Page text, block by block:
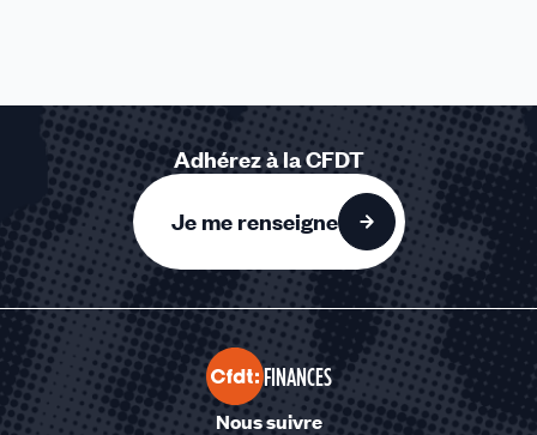
Adhérez à la CFDT
Je me renseigne
FINANCES
Nous suivre